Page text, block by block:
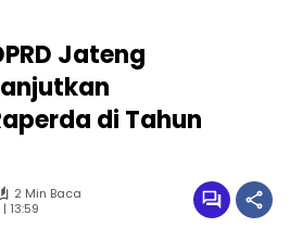
Jateng
di Tahun
2 Min Baca
13:59